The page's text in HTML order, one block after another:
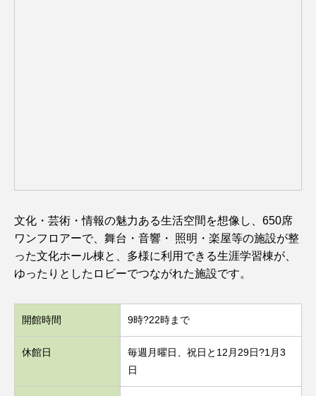
文化・芸術・情報の魅力ある生活空間を想像し、650席
ワンフロアーで、舞台・音響・ 照明・楽屋等の施設が整
った文化ホール棟と、多様に利用できる生涯学習棟が、
ゆったりとしたロビーでつながれた施設です。
開館時間 9時?22時まで
休館日
毎週月曜日、祝日と12月29日?1月3
日